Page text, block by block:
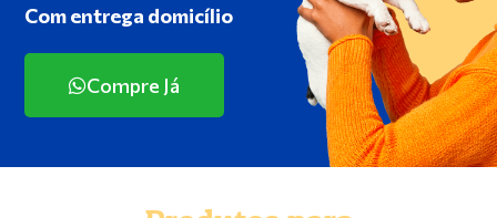
Com entrega domicílio
Compre Já